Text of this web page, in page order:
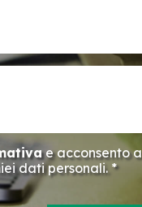
e acconsento
dati personali. *